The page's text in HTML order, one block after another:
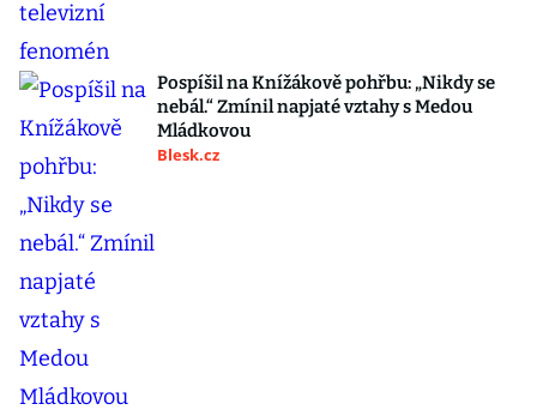
Pospíšil na Knížákově pohřbu: „Nikdy se
nebál.“ Zmínil napjaté vztahy s Medou
Mládkovou
Blesk.cz